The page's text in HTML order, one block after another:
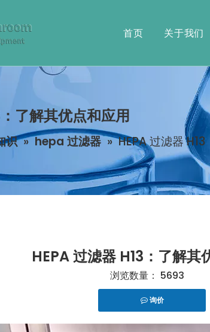
首页 关于我们
了解其优点和应用
识 »hepa 过滤器 »HEPA 过滤器
HEPA 过滤器 H13：了解其
浏览数量： 5693
询价